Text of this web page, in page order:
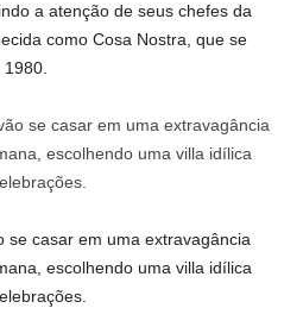
a atenção de seus chefes da
como Cosa Nostra, que se
se casar em uma extravagância
escolhendo uma villa idílica